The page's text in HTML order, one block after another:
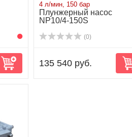
4 л/мин, 150 бар
Плунжерный насос
NP10/4-150S
(0)
135 540 руб.